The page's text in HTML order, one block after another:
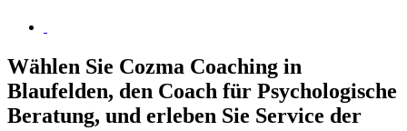
Wählen Sie Cozma Coaching in
Blaufelden, den Coach für Psychologische
Beratung, und erleben Sie Service der